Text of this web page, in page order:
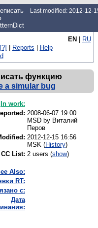
Last modified: 2012-12-
EN | RU
[?] | Reports | Help
функцию
a simular bug
In work:
2008-06-07 19:00
MSD by Виталий
Перов
2012-12-15 16:56
MSK (History)
CC List: 2 users (show)
Also:
RT:
с:
Дата